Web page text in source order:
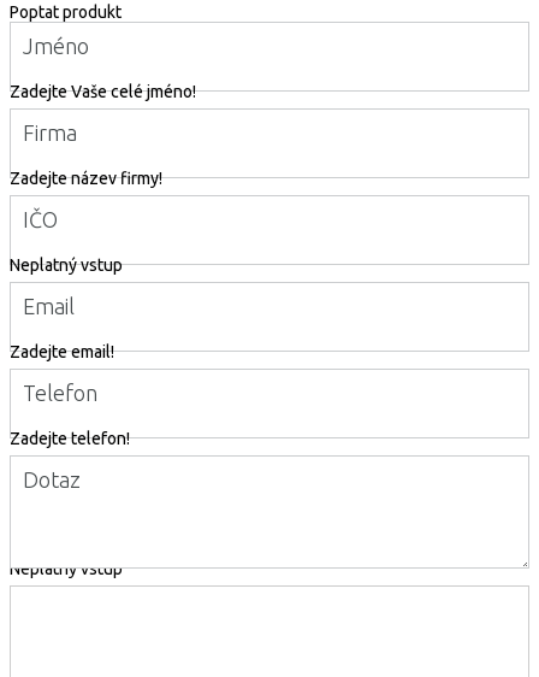
Poptat produkt
Jméno
Zadejte Vaše celé jméno!
Firma
Zadejte název firmy!
IČO
Neplatný vstup
Email
Zadejte email!
Telefon
Zadejte telefon!
Dotaz
Neplatný vstup